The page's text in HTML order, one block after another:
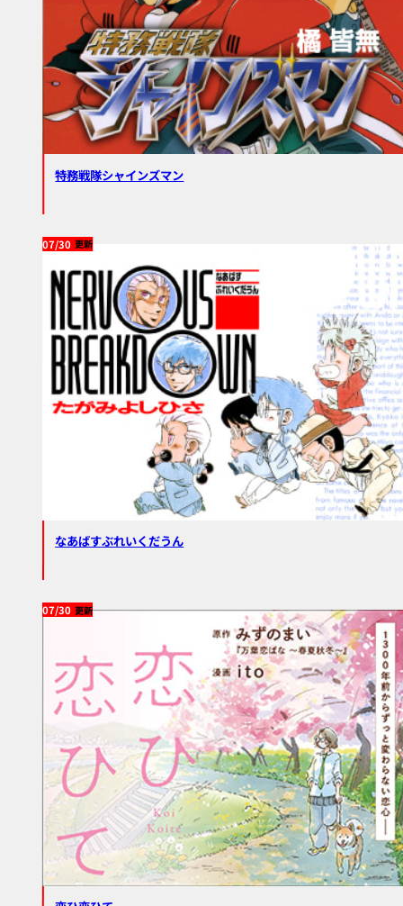
特務戦隊シャインズマン
07/30
なあばすぶれいくだうん
07/30